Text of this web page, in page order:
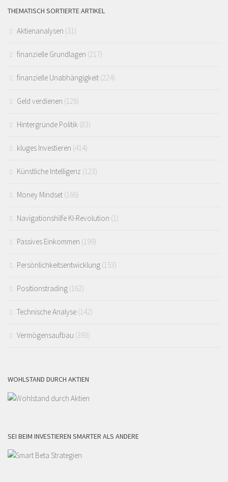
THEMATISCH SORTIERTE ARTIKEL
Aktienanalysen (31)
finanzielle Grundlagen (217)
finanzielle Unabhängigkeit (224)
Geld verdienen (126)
Hintergründe Politik (83)
kluges Investieren (414)
Künstliche Intelligenz (123)
Money Mindset (166)
Navigationshilfe KI-Revolution (1)
Passives Einkommen (199)
Persönlichkeitsentwicklung (153)
Positionstrading (162)
Technische Analyse (142)
Vermögensaufbau (393)
WOHLSTAND DURCH AKTIEN
SEI BEIM INVESTIEREN SMARTER ALS ANDERE